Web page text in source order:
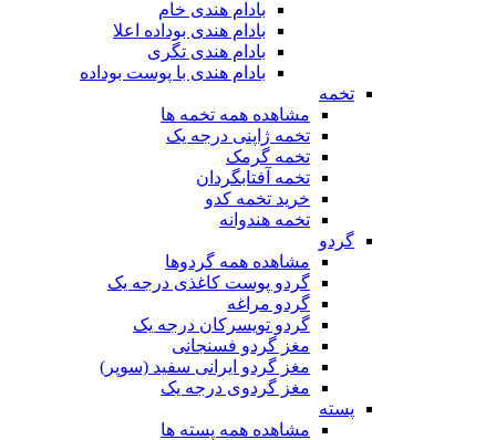
بادام هندی خام
بادام هندی بوداده اعلا
بادام هندی تگری
بادام هندی با پوست بوداده
تخمه
مشاهده همه تخمه ها
تخمه ژاپنی درجه یک
تخمه گرمک
تخمه آفتابگردان
خرید تخمه کدو
تخمه هندوانه
گردو
مشاهده همه گردوها
گردو پوست کاغذی درجه یک
گردو مراغه
گردو تویسرکان درجه یک
مغز گردو فسنجانی
مغز گردو ایرانی سفید (سوپر)
مغز گردوی درجه یک
پسته
مشاهده همه پسته ها